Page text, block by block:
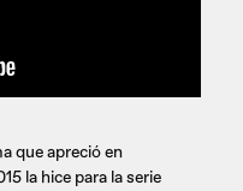
que apreció en
la hice para la serie